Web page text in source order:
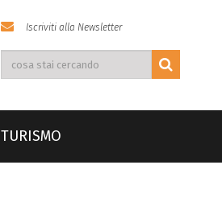
Iscriviti alla Newsletter
TURISMO